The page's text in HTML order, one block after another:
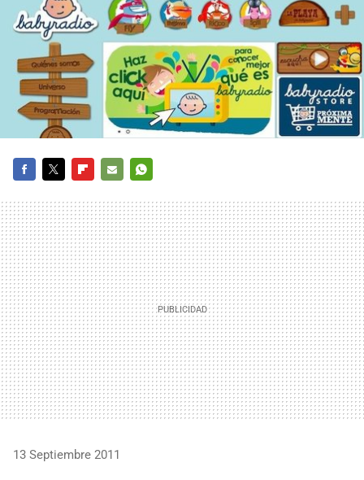
MAIL
13 Septiembre 2011